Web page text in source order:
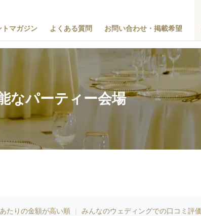
トマガジン よくある質問 お問い合わせ・掲載希望
なパーティー会場
たりの金額が高い順 みんなのウェディングでの口コミ評